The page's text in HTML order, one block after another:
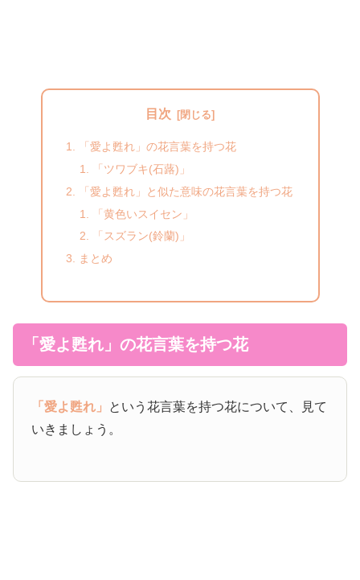
目次
「愛よ甦れ」の花言葉を持つ花
「ツワブキ(石蕗)」
「愛よ甦れ」と似た意味の花言葉を持つ花
「黄色いスイセン」
「スズラン(鈴蘭)」
まとめ
「愛よ甦れ」の花言葉を持つ花
「愛よ甦れ」 という花言葉を持つ花について、見て
いきましょう。